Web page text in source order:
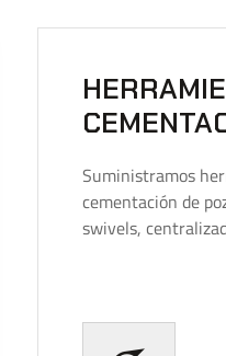
Suministramos
cementación de
swivels,